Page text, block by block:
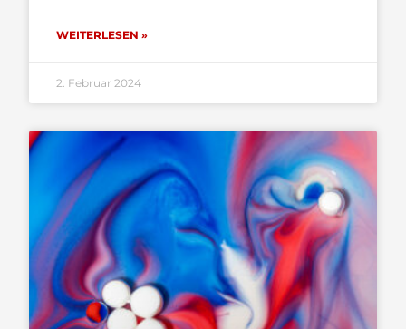
WEITERLESEN »
2. Februar 2024